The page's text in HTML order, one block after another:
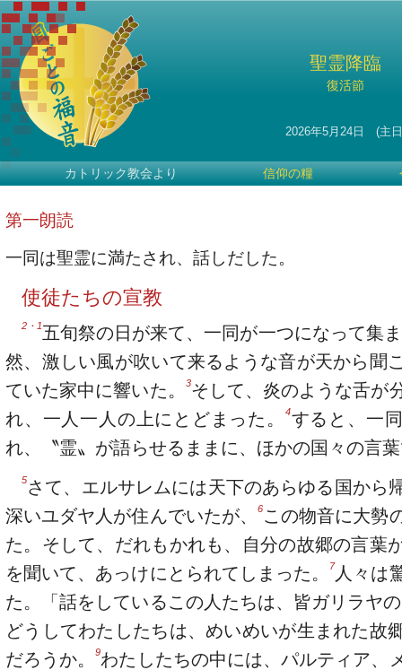
聖霊降臨
復活節
2026年5月24日 (主
カトリック教会より 信仰の糧
第一朗読
一同は聖霊に満たされ、話しだした。
使徒たちの宣教
2・1五旬祭の日が来て、一同が一つになって集
然、激しい風が吹いて来るような音が天から聞
ていた家中に響いた。
3そして、炎のような舌が
れ、一人一人の上にとどまった。
4すると、一
れ、〝霊〟が語らせるままに、ほかの国々の言
5さて、エルサレムには天下のあらゆる国から
深いユダヤ人が住んでいたが、
6この物音に大勢
た。そして、だれもかれも、自分の故郷の言葉
を聞いて、あっけにとられてしまった。
7 人々は
た。「話をしているこの人たちは、皆ガリラヤ
どうしてわたしたちは、めいめいが生まれた故
だろうか。9わたしたちの中には、パルティア、